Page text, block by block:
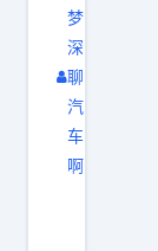
营
友
好
的
天
梦
深
聊
汽
车
啊